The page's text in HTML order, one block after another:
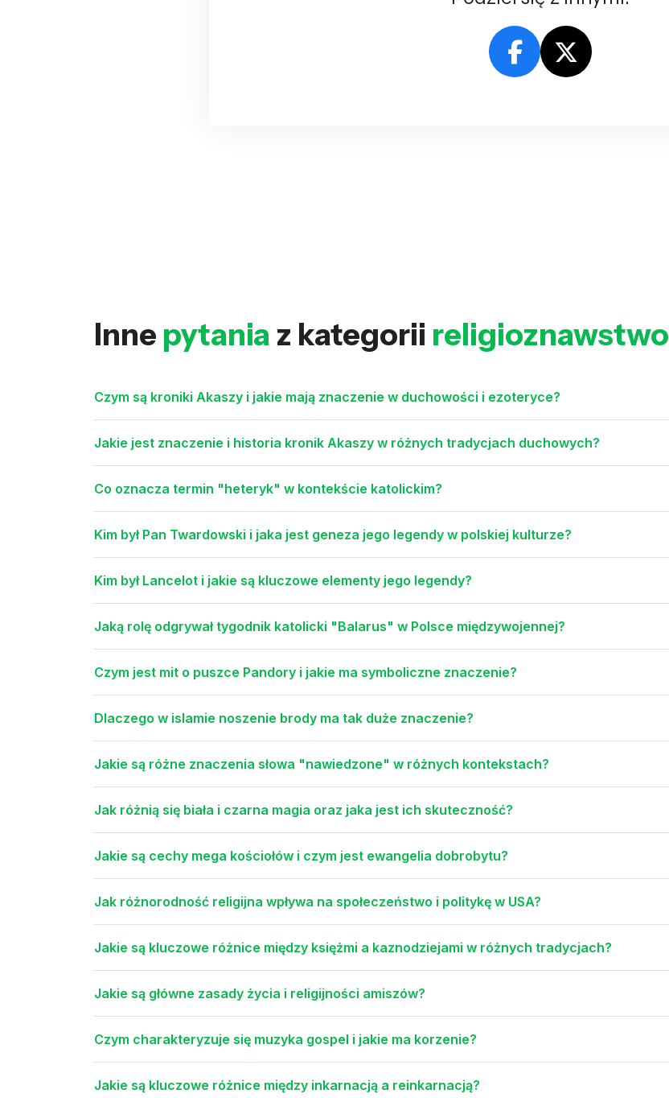
Inne pytania z kategorii religioznawstwo
Czym są kroniki Akaszy i jakie mają znaczenie w duchowości i ezoteryce?
Jakie jest znaczenie i historia kronik Akaszy w różnych tradycjach duchowych?
Co oznacza termin "heteryk" w kontekście katolickim?
Kim był Pan Twardowski i jaka jest geneza jego legendy w polskiej kulturze?
Kim był Lancelot i jakie są kluczowe elementy jego legendy?
Jaką rolę odgrywał tygodnik katolicki "Balarus" w Polsce międzywojennej?
Czym jest mit o puszce Pandory i jakie ma symboliczne znaczenie?
Dlaczego w islamie noszenie brody ma tak duże znaczenie?
Jakie są różne znaczenia słowa "nawiedzone" w różnych kontekstach?
Jak różnią się biała i czarna magia oraz jaka jest ich skuteczność?
Jakie są cechy mega kościołów i czym jest ewangelia dobrobytu?
Jak różnorodność religijna wpływa na społeczeństwo i politykę w USA?
Jakie są kluczowe różnice między księżmi a kaznodziejami w różnych tradycjach?
Jakie są główne zasady życia i religijności amiszów?
Czym charakteryzuje się muzyka gospel i jakie ma korzenie?
Jakie są kluczowe różnice między inkarnacją a reinkarnacją?